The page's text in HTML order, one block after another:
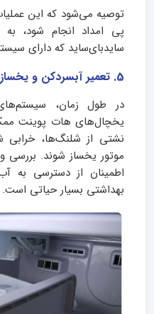
توصیه می‌شود که این
پی امداد انجام شود،
ساید‌بای‌ساید که دارای
5. تعمیر آبسردکن و یخساز یخچال هات پوینت
در طول زمان،
یخچال‌های هات پوینت
نشتی از شلنگ‌ها، خرابی
موتور یخساز شوند. بررسی
اطمینان از دسترسی به
بهداشتی بسیار حیاتی است.